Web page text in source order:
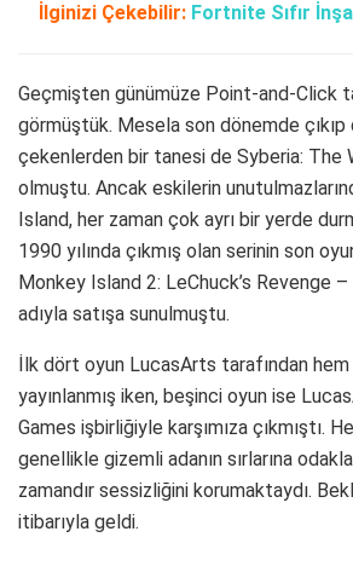
İlginizi Çekebilir: Fortnite Sıfır
Geçmişten günümüze Point-and-Click
görmüştük. Mesela son dönemde çıkıp
çekenlerden bir tanesi de Syberia: The
olmuştu. Ancak eskilerin
Island, her zaman çok ayrı bir yerde
1990 yılında çıkmış olan serinin son
Monkey Island 2: LeChuck’s Revenge
adıyla satışa sunulmuştu.
İlk dört oyun LucasArts tarafından
yayınlanmış iken, beşinci oyun ise
Games işbirliğiyle karşımıza çıkmıştı.
genellikle gizemli adanın sırlarına
zamandır sessizliğini korumaktaydı.
itibarıyla geldi.